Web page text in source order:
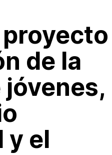
proyecto
de la
y el